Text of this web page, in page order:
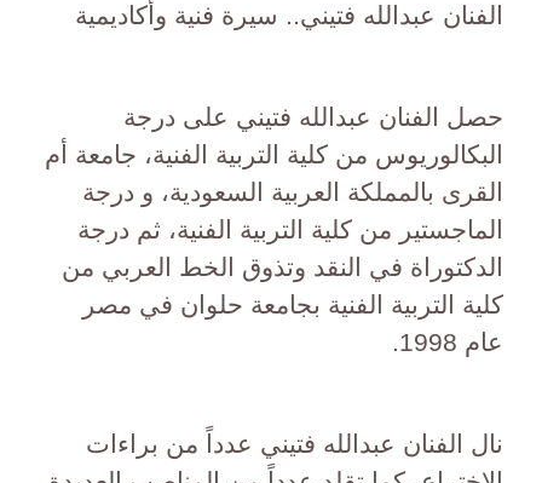
الفنان عبدالله فتيني.. سيرة فنية وأكاديمية
حصل الفنان عبدالله فتيني على درجة
البكالوريوس من كلية التربية الفنية، جامعة أم
القرى بالمملكة العربية السعودية، و درجة
الماجستير من كلية التربية الفنية، ثم درجة
الدكتوراة في النقد وتذوق الخط العربي من
كلية التربية الفنية بجامعة حلوان في مصر
عام 1998.
نال الفنان عبدالله فتيني عدداً من براءات